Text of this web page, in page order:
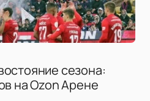
сезона:
на Ozon Арене